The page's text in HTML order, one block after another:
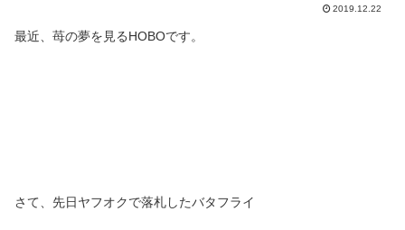
2019.12.22
最近、苺の夢を見るHOBOです。
さて、先日ヤフオクで落札したバタフライ